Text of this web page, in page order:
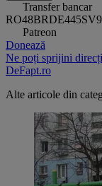
Transfer bancar
Patreon
Donează
Ne poți sprijini
DeFapt.ro
Alte articole din